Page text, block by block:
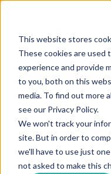
This website stores
These cookies are used
experience and provide
to you, both on this
media. To find out more
see our Privacy Policy.
We won't track your
site. But in order to
we'll have to use just
not asked to make this
Estrategias
Cobranzas